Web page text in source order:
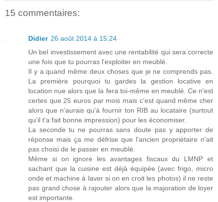
15 commentaires:
Didier 26 août 2014 à 15:24
Un bel investissement avec une rentabilité qui sera correcte
une fois que tu pourras l'exploiter en meublé.
Il y a quand même deux choses que je ne comprends pas.
La première pourquoi tu gardes la gestion locative en
location nue alors que la fera toi-même en meublé. Ce n'est
certes que 25 euros par mois mais c'est quand même cher
alors que n'aurais qu'à fournir ton RIB au locataire (surtout
qu'il t'a fait bonne impression) pour les économiser.
La seconde tu ne pourras sans doute pas y apporter de
réponse mais ça me défrise que l'ancien propriétaire n'ait
pas choisi de le passer en meublé.
Même si on ignore les avantages fiscaux du LMNP et
sachant que la cuisine est déjà équipée (avec frigo, micro
onde et machine à laver si on en croit les photos) il ne reste
pas grand chose à rajouter alors que la majoration de loyer
est importante.